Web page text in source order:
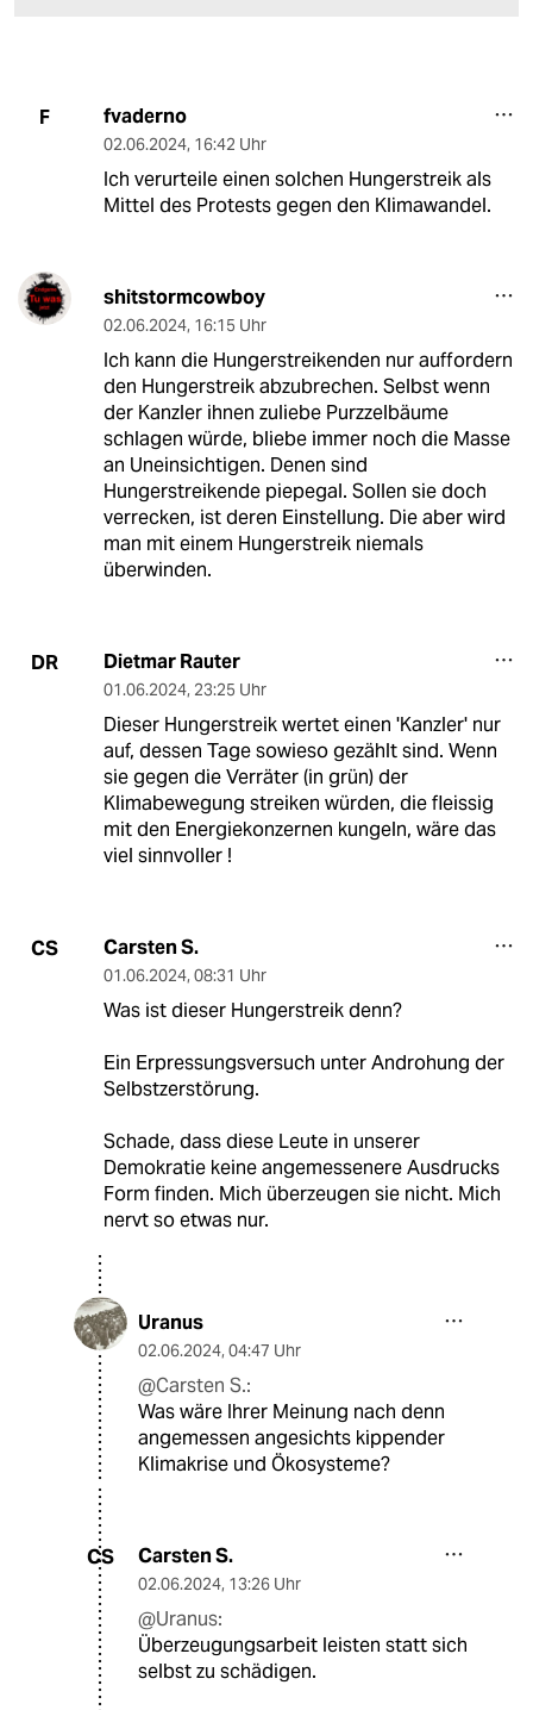
F fvaderno
02.06.2024, 16:42 Uhr
Ich verurteile einen solchen Hungerstreik als
Mittel des Protests gegen den Klimawandel.
shitstormcowboy
02.06.2024, 16:15 Uhr
Ich kann die Hungerstreikenden nur auffordern
den Hungerstreik abzubrechen. Selbst wenn
der Kanzler ihnen zuliebe Purzzelbäume
schlagen würde, bliebe immer noch die Masse
an Uneinsichtigen. Denen sind
Hungerstreikende piepegal. Sollen sie doch
verrecken, ist deren Einstellung. Die aber wird
man mit einem Hungerstreik niemals
überwinden.
DR Dietmar Rauter
01.06.2024, 23:25 Uhr
Dieser Hungerstreik wertet einen 'Kanzler' nur
auf, dessen Tage sowieso gezählt sind. Wenn
sie gegen die Verräter (in grün) der
Klimabewegung streiken würden, die fleissig
mit den Energiekonzernen kungeln, wäre das
viel sinnvoller !
CS Carsten S.
01.06.2024, 08:31 Uhr
Was ist dieser Hungerstreik denn?
Ein Erpressungsversuch unter Androhung der
Selbstzerstörung.
Schade, dass diese Leute in unserer
Demokratie keine angemessenere Ausdrucks
Form finden. Mich überzeugen sie nicht. Mich
nervt so etwas nur.
Uranus
02.06.2024, 04:47 Uhr
@Carsten S.:
Was wäre Ihrer Meinung nach denn
angemessen angesichts kippender
Klimakrise und Ökosysteme?
CS Carsten S.
02.06.2024, 13:26 Uhr
@Uranus:
Überzeugungsarbeit leisten statt sich
selbst zu schädigen.